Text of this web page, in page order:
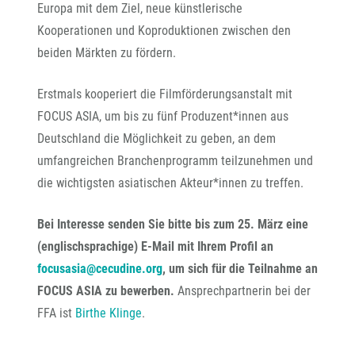
Europa mit dem Ziel, neue künstlerische
Kooperationen und Koproduktionen zwischen den
beiden Märkten zu fördern.
Erstmals kooperiert die Filmförderungsanstalt mit
FOCUS ASIA, um bis zu fünf Produzent*innen aus
Deutschland die Möglichkeit zu geben, an dem
umfangreichen Branchenprogramm teilzunehmen und
die wichtigsten asiatischen Akteur*innen zu treffen.
Bei Interesse senden Sie bitte bis zum 25. März eine
(englischsprachige) E-Mail mit Ihrem Profil an
focusasia@cecudine.org, um sich für die Teilnahme an
FOCUS ASIA zu bewerben. Ansprechpartnerin bei der
FFA ist Birthe Klinge.